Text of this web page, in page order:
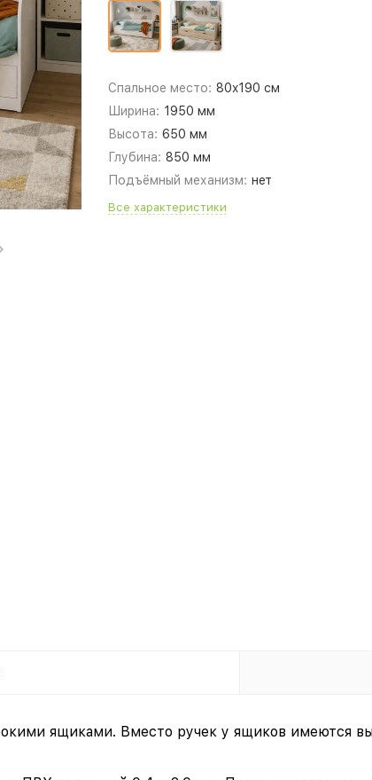
Спальное место: 80x190 см
Ширина: 1950 мм
Высота: 650 мм
Глубина: 850 мм
Подъёмный механизм: нет
Все характеристики
ящиками. Вместо ручек у ящиков имеются